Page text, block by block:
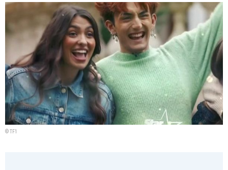
© TF1